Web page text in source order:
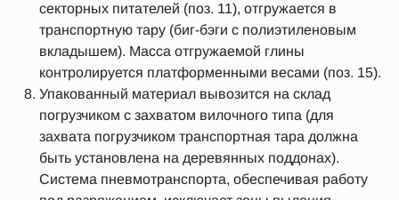
секторных питателей (поз. 11), отгружается в
транспортную тару (биг-бэги с полиэтиленовым
вкладышем). Масса отгружаемой глины
контролируется платформенными весами (поз. 15).
Упакованный материал вывозится на склад
погрузчиком с захватом вилочного типа (для
захвата погрузчиком транспортная тара должна
быть установлена на деревянных поддонах).
Система пневмотранспорта, обеспечивая работу